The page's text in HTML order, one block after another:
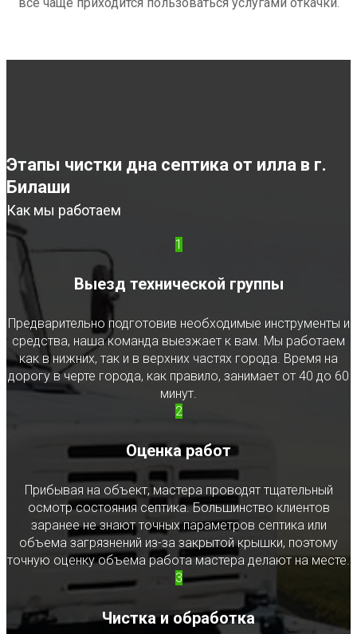
Этапы чистки дна септика от илла в г.
Билаши
Как мы работаем
1
Выезд технической группы
Предварительно подготовив необходимые инструменты и
средства, наша команда выезжает к вам. Мы работаем
как в нижних, так и в верхних частях города. Время на
дорогу в черте города, как правило, занимает от 40 до 60
минут.
2
Оценка работ
Прибывая на объект, мастера проводят тщательный
осмотр состояния септика. Большинство клиентов
заранее не знают точных параметров септика или
объема загрязнений из-за закрытой крышки, поэтому
точную оценку объема работа мастера делают на месте.
3
Чистка и обработка